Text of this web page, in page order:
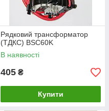
Рядковий трансформатор
(ТДКС) BSC60K
В наявності
405 ₴
Купити